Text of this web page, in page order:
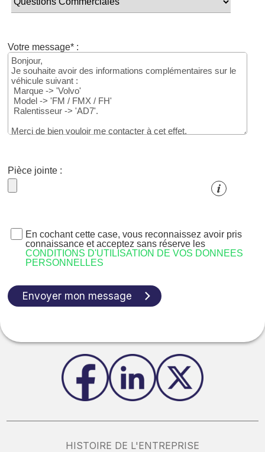
Votre message* :
Pièce jointe :
En cochant cette case, vous reconnaissez avoir pris
connaissance et acceptez sans réserve les
CONDITIONS D'UTILISATION DE VOS DONNEES
PERSONNELLES
Envoyer mon message
HISTOIRE DE L'ENTREPRISE